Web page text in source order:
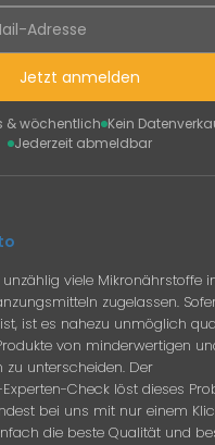
Jetzt anmelden
& wöchentlich Kein
Jederzeit abmeldbar
unzählig viele Mikronährstoffe
zugelassen.
ist es nahezu unmöglich
von minderwertigen
zu unterscheiden. Der
Check löst dieses
bei uns mit nur einem
die beste Qualität und